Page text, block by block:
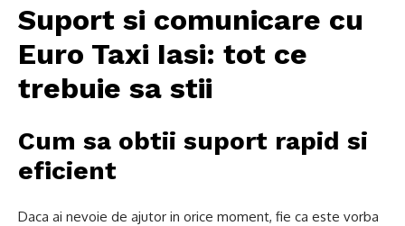
Suport si comunicare cu
Euro Taxi Iasi: tot ce
trebuie sa stii
Cum sa obtii suport rapid si
eficient
Daca ai nevoie de ajutor in orice moment, fie ca este vorba